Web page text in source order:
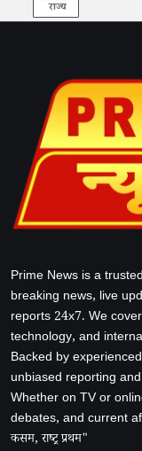
राज्य
Prime News is a
breaking news, live
reports 24x7. We
technology, and
Backed by
unbiased reporting
Whether on TV or
debates, and current
कसम, राष्ट्र प्रथम"